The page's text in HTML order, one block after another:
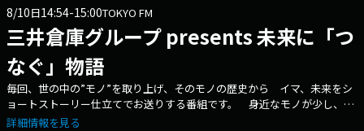
8/10日14:54-15:00TOKYO FM
三井倉庫グループ presents 未来に「つ
なぐ」物語
毎回、世の中の”モノ”を取り上げ、そのモノの歴史から イマ、未来をシ
ョートストーリー仕立てでお送りする番組です。 身近なモノが少し、へ
え～となるお話をお届けします。 番組Webサイト：
詳細情報を見る